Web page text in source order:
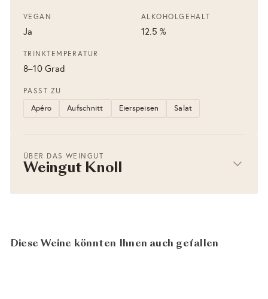
VEGAN
Ja
ALKOHOLGEHALT
12.5 %
TRINKTEMPERATUR
8–10 Grad
PASST ZU
Apéro Aufschnitt Eierspeisen Salat
ÜBER DAS WEINGUT
Weingut Knoll
Diese Weine könnten Ihnen auch gefallen